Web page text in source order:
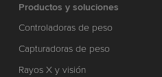
Productos y soluciones
Controladoras de peso
Capturadoras de peso
Rayos X y visión